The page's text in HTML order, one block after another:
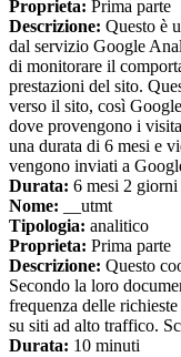
Proprieta: Prima parte
Descrizione: Questo è
dal servizio Google
di monitorare il
prestazioni del sito.
verso il sito, così
dove provengono i
una durata di 6 mesi e
vengono inviati a
Durata: 6 mesi 2 giorni
Nome: __utmt
Tipologia: analitico
Proprieta: Prima parte
Descrizione: Questo
Secondo la loro
frequenza delle
su siti ad alto traffico.
Durata: 10 minuti